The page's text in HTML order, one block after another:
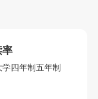
的哈克尼斯教
这种教学方式
率
四年制五年制